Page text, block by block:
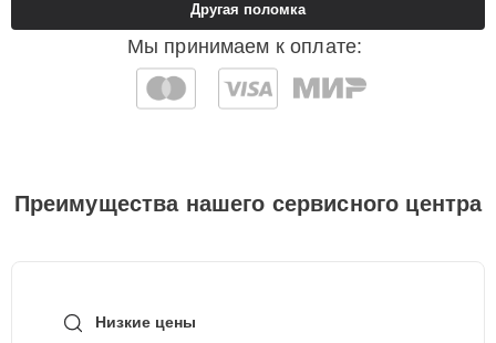
Мы принимаем к оплате:
Другая поломка
Преимущества нашего сервисного центра
Низкие цены